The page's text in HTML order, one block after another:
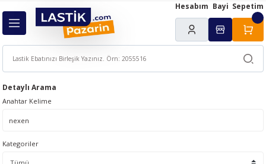
Geri Dön
Hesabım Bayi Sepetim
Detaylı Arama
Anahtar Kelime
Kategoriler